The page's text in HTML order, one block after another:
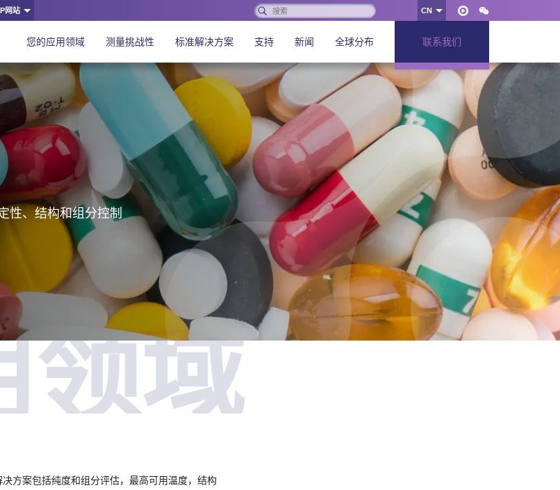
网站
搜
索:
好
CN
YoukuWeChat
您的应用领域 测量挑战性 标准解决方案 支持 新闻 全球分布 联系我们
性、结构和组分控制
域
方案包括纯度和组分评估，最高可用温度，结构